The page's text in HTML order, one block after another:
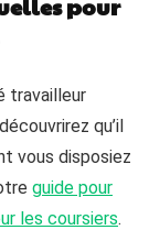
pour
travailleur
qu’il
vous disposiez
guide pour
les coursiers.